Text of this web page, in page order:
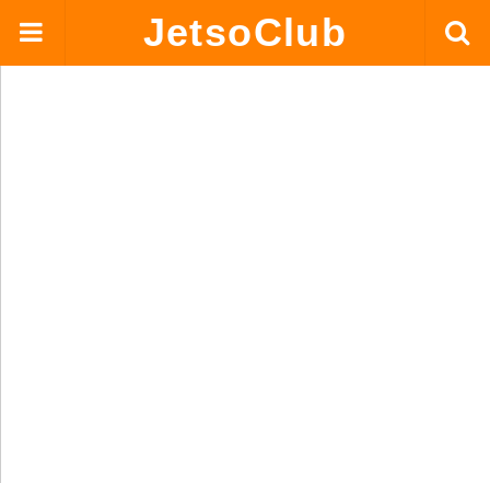
JetsoClub